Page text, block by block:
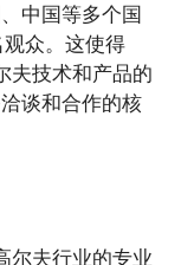
中国等多个国
众。这使得
夫技术和产品的
谈和合作的核
尔夫行业的专业